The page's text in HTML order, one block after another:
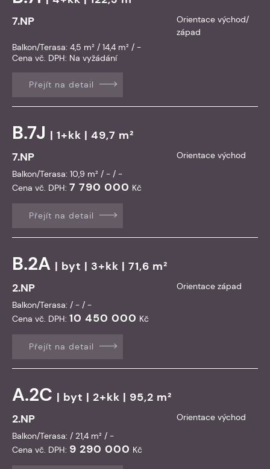
7.NP
Orientace východ/
západ
Balkon/Terasa: 4,5 m² / 14,4 m² / -
Cena vč. DPH: Na vyžádání
Přejít na detail
B.7J | 1+kk | 49,7 m²
7.NP
Orientace východ
Balkon/Terasa: 10,9 m² / - / -
Cena vč. DPH: 7 790 000 Kč
Přejít na detail
B.2A | byt | 3+kk | 71,6 m²
2.NP
Orientace západ
Balkon/Terasa: / - / -
Cena vč. DPH: 10 450 000 Kč
Přejít na detail
A.2C | byt | 2+kk | 95,2 m²
2.NP
Orientace východ
Balkon/Terasa: / 21,4 m² / -
Cena vč. DPH: 9 290 000 Kč